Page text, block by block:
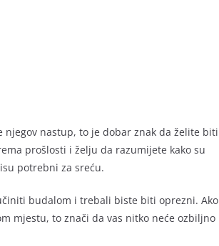
nastup, to je dobar znak da želite biti
prošlosti i želju da razumijete kako su
potrebni za sreću.
budalom i trebali biste biti oprezni. Ako
mjestu, to znači da vas nitko neće ozbiljno